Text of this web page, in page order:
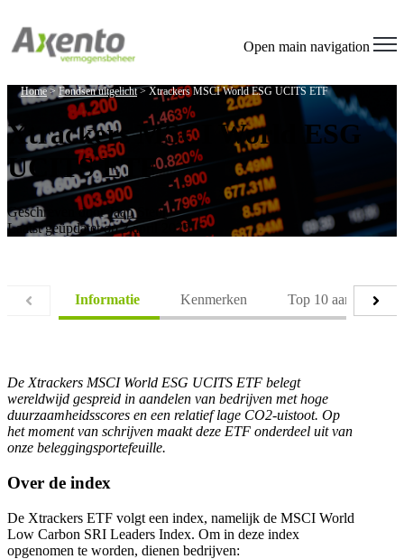
Open main navigation
Home> Fondsen uitgelicht> Xtrackers MSCI World ESG UCITS ETF
Xtrackers MSCI World ESG
UCITS ETF
Geschreven door Jaap Steur
Laatst geüpdatet op 3 april 2023
Informatie Kenmerken Top 10 aandelen
De Xtrackers MSCI World ESG UCITS ETF belegt
wereldwijd gespreid in aandelen van bedrijven met hoge
duurzaamheidsscores en een relatief lage CO2-uistoot. Op
het moment van schrijven maakt deze ETF onderdeel uit van
onze beleggingsportefeuille.
Over de index
De Xtrackers ETF volgt een index, namelijk de MSCI World
Low Carbon SRI Leaders Index. Om in deze index
opgenomen te worden, dienen bedrijven: